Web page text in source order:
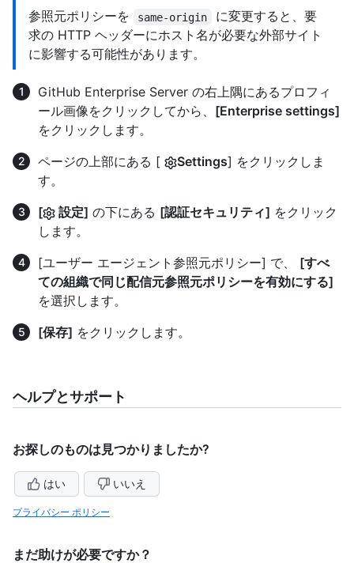
参照元ポリシーを
same-origin
に変更すると、要
求の HTTP ヘッダーにホスト名が必要な外部サイト
に影響する可能性があります。
GitHub Enterprise Server の右上隅にあるプロフィ
ール画像をクリックしてから、 [Enterprise settings]
をクリックします。
ページの上部にある [
Settings] をクリックしま
す。
[
設定] の下にある [認証セキュリティ] をクリック
します。
[ユーザー エージェント参照元ポリシー] で、 [すべ
ての組織で同じ配信元参照元ポリシーを有効にする]
を選択します。
[保存] をクリックします。
ヘルプとサポート
お探しのものは見つかりましたか?
はい いいえ
プライバシー ポリシー
まだ助けが必要ですか？